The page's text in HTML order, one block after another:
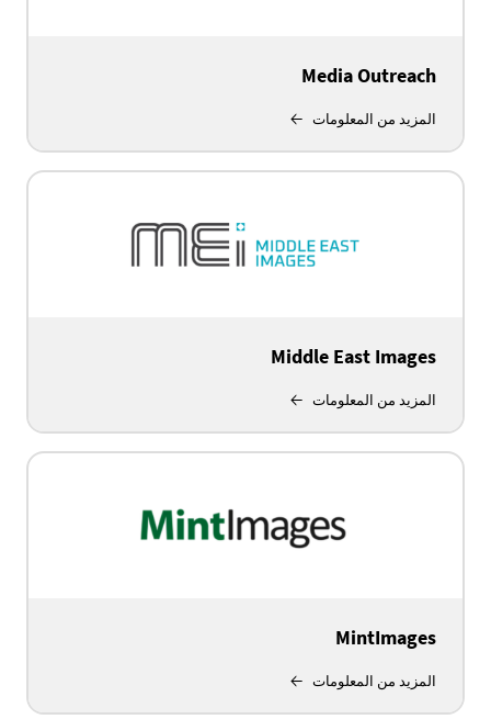
Media Outreach
المزيد من المعلومات
Middle East Images
المزيد من المعلومات
MintImages
المزيد من المعلومات